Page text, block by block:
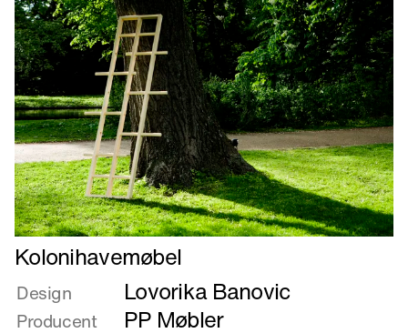
Læs
mere
om
Kolonihavemøbel
Kolonihavemøbel
Design Lovorika Banovic
Producent PP Møbler